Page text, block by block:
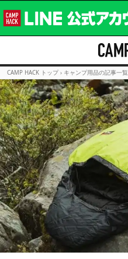
CAMP HACK トップ › キャンプ用品の記事一覧